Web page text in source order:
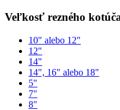
Veľkosť rezného
10" alebo 12"
12"
14"
14", 16" alebo 18"
5"
7"
8"